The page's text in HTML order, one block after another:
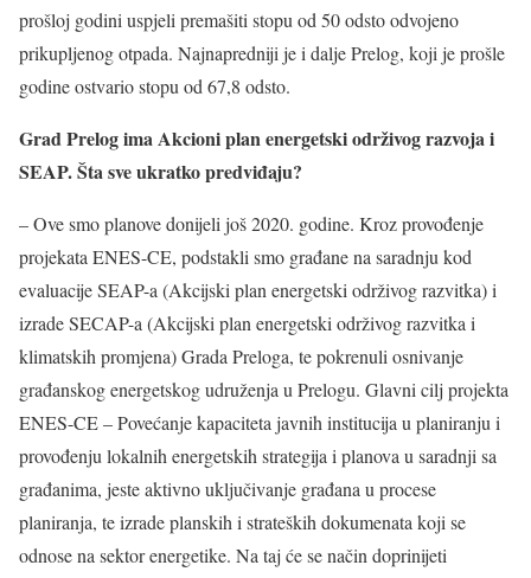
prošloj godini uspjeli premašiti stopu od 50 odsto odvojeno
prikupljenog otpada. Najnapredniji je i dalje Prelog, koji je prošle
godine ostvario stopu od 67,8 odsto.
Grad Prelog ima Akcioni plan energetski održivog razvoja i
SEAP. Šta sve ukratko predviđaju?
– Ove smo planove donijeli još 2020. godine. Kroz provođenje
projekata ENES-CE, podstakli smo građane na saradnju kod
evaluacije SEAP-a (Akcijski plan energetski održivog razvitka) i
izrade SECAP-a (Akcijski plan energetski održivog razvitka i
klimatskih promjena) Grada Preloga, te pokrenuli osnivanje
građanskog energetskog udruženja u Prelogu. Glavni cilj projekta
ENES-CE – Povećanje kapaciteta javnih institucija u planiranju i
provođenju lokalnih energetskih strategija i planova u saradnji sa
građanima, jeste aktivno uključivanje građana u procese
planiranja, te izrade planskih i strateških dokumenata koji se
odnose na sektor energetike. Na taj će se način doprinijeti